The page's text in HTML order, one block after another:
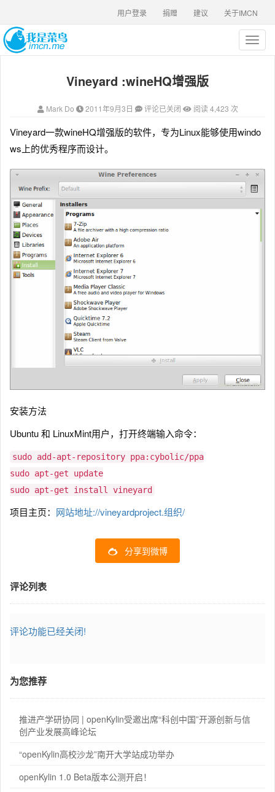
关于IMCN
建议
捐赠
用户登录
T
o
a
v
a
t
i
o
Vineyard :wineHQ增强版
Mark Do 2011年9月3日 评论已关闭 阅读 4,423 次
Vineyard一款wineHQ增强版的软件，专为Linux能够使用windo
ws上的优秀程序而设计。
安装方法
Ubuntu 和 LinuxMint用户，打开终端输入命令：
sudo add-apt-repository ppa:cybolic/ppa
sudo apt-get update
sudo apt-get install vineyard
项目主页： 网站地址://vineyardproject.组织/
分享到微博
评论列表
评论功能已经关闭!
为您推荐
推进产学研协同 | openKylin受邀出席“科创中国”开源创新与信
创产业发展高峰论坛
“openKylin高校沙龙”南开大学站成功举办
openKylin 1.0 Beta版本公测开启！